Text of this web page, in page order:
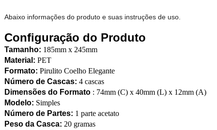
Abaixo informações do produto e suas instruções de uso.
Configuração do Produto
Tamanho: 185mm x 245mm
Material: PET
Formato: Pirulito Coelho Elegante
Número de Cascas: 4 cascas
Dimensões do Formato : 74mm (C) x 40mm (L) x 12mm (A)
Modelo: Simples
Número de Partes: 1 parte acetato
Peso da Casca: 20 gramas